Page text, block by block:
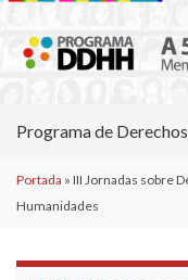
Programa de
Portada » III Jornadas sobre
Humanidades